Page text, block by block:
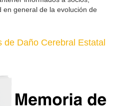
en general de la evolución de
de Daño Cerebral Estatal